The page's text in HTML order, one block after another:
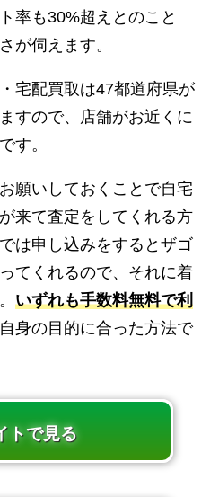
率も30%超えとのこと
が伺えます。
宅配買取は47都道府県が
すので、店舗がお近くに
す。
願いしておくことで自宅
来て査定をしてくれる方
は申し込みをするとザゴ
てくれるので、それに着
いずれも手数料無料で利
身の目的に合った方法で
トで見る